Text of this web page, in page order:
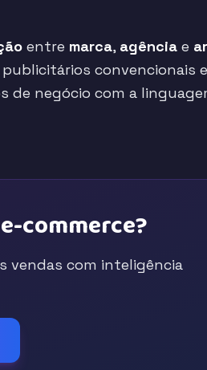
entre marca, agência e
convencionais
de negócio com a
commerce?
vendas com inteligência